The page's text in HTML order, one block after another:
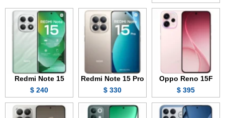
Oppo Reno 15F
395 $
Redmi Note 15 Pro
330 $
Redmi Note 15
240 $